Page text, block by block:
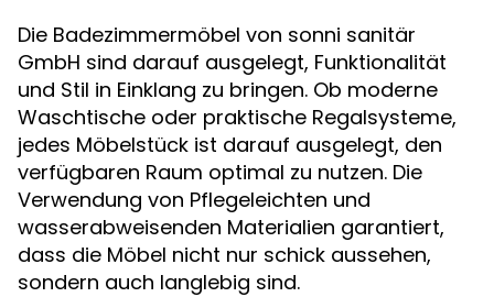
Die Badezimmermöbel von sonni sanitär
GmbH sind darauf ausgelegt, Funktionalität
und Stil in Einklang zu bringen. Ob moderne
Waschtische oder praktische Regalsysteme,
jedes Möbelstück ist darauf ausgelegt, den
verfügbaren Raum optimal zu nutzen. Die
Verwendung von Pflegeleichten und
wasserabweisenden Materialien garantiert,
dass die Möbel nicht nur schick aussehen,
sondern auch langlebig sind.